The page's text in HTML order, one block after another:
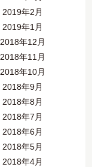
2019年2月
2019年1月
2018年12月
2018年11月
2018年10月
2018年9月
2018年8月
2018年7月
2018年6月
2018年5月
2018年4月